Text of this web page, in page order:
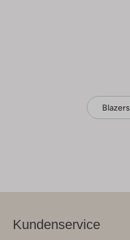
Blazers
Kundenservice